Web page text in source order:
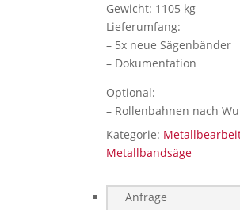
Gewicht: 1105 kg
Lieferumfang:
– 5x neue Sägenbänder
– Dokumentation
Optional:
– Rollenbahnen nach
Kategorie:
Metallbandsäge
Anfrage